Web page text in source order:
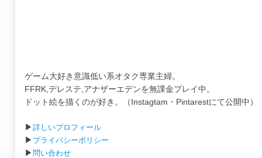
ゲーム大好き意識低い系オタク専業主婦。
FFRK,デレステ,アナザーエデンを無課金プレイ中。
ドット絵を描くのが好き。（Instagtam・Pintarestにて公開中）
▶ 詳しいプロフィール
▶ プライバシーポリシー
▶ 問い合わせ